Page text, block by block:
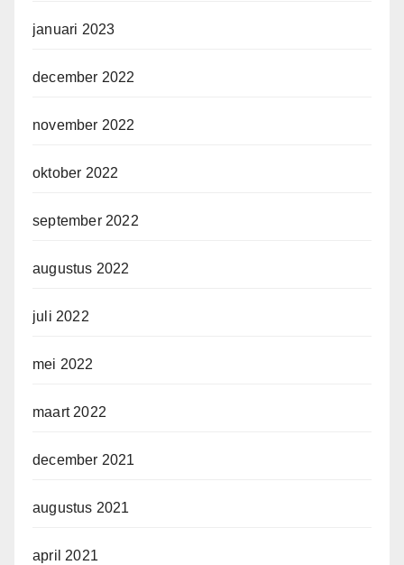
januari 2023
december 2022
november 2022
oktober 2022
september 2022
augustus 2022
juli 2022
mei 2022
maart 2022
december 2021
augustus 2021
april 2021